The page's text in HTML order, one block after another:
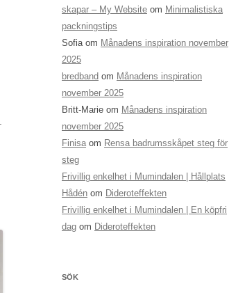
skapar – My Website om Minimalistiska
packningstips
Sofiaom Månadens inspiration november
2025
bredband om Månadens inspiration
november 2025
Britt-Marie om Månadens inspiration
november 2025
Finisa om Rensa badrumsskåpet steg för
steg
Frivillig enkelhet i Mumindalen | Hållplats
Hådén om Dideroteffekten
Frivillig enkelhet i Mumindalen | En köpfri
dag om Dideroteffekten
SÖK